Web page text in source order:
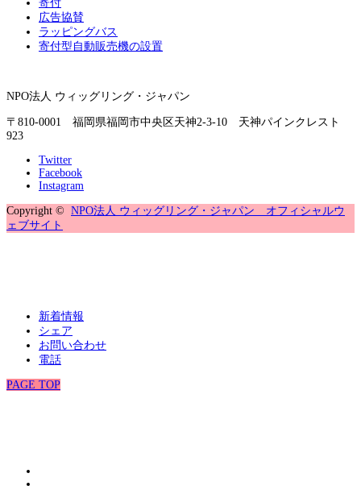
寄付
広告協賛
ラッピングバス
寄付型自動販売機の設置
NPO法人 ウィッグリング・ジャパン
〒810-0001 福岡県福岡市中央区天神2-3-10 天神パインクレスト
923
Twitter
Facebook
Instagram
Copyright © NPO法人 ウィッグリング・ジャパン オフィシャルウ
ェブサイト
新着情報
シェア
お問い合わせ
電話
PAGE TOP